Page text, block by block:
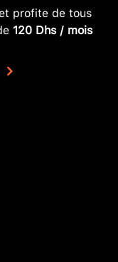
profite de tous
120 Dhs / mois